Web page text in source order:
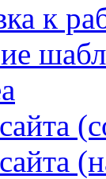
к